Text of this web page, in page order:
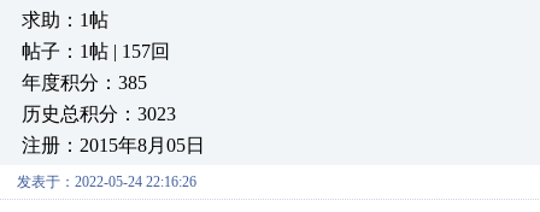
求助：1帖
帖子：1帖 | 157回
年度积分：385
历史总积分：3023
注册：2015年8月05日
发表于：2022-05-24 22:16:26